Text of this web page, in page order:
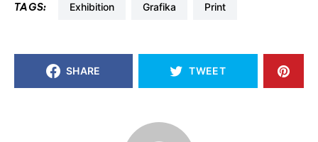
TAGS: exhibition grafika print
SHARE TWEET